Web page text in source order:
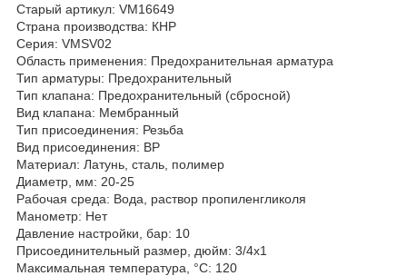
Старый артикул: VM16649
Страна производства: КНР
Серия: VMSV02
Область применения: Предохранительная арматура
Тип арматуры: Предохранительный
Тип клапана: Предохранительный (сбросной)
Вид клапана: Мембранный
Тип присоединения: Резьба
Вид присоединения: ВР
Материал: Латунь, сталь, полимер
Диаметр, мм: 20-25
Рабочая среда: Вода, раствор пропиленгликоля
Манометр: Нет
Давление настройки, бар: 10
Присоединительный размер, дюйм: 3/4х1
Максимальная температура, °С: 120